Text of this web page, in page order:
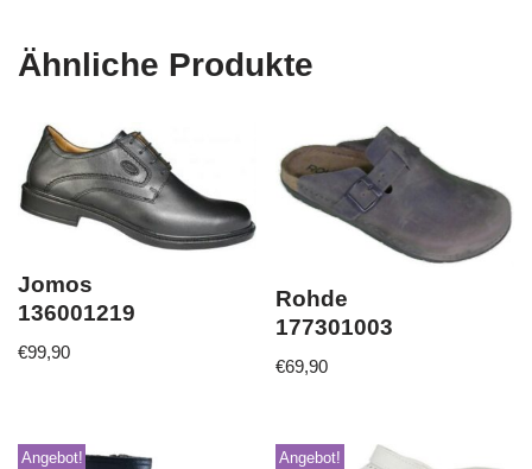
Ähnliche Produkte
Jomos
136001219
€99,90
Rohde
177301003
€69,90
Angebot! Angebot!